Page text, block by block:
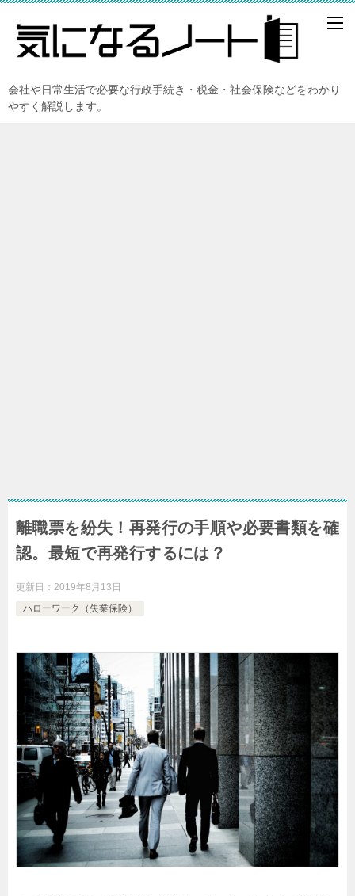
会社や日常生活で必要な行政手続き・税金・社会保険などをわかり
やすく解説します。
離職票を紛失！再発行の手順や必要書類を確
認。最短で再発行するには？
更新日： 2019年8月13日
ハローワーク（失業保険）